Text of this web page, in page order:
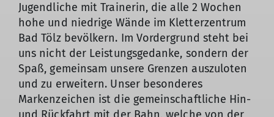
Jugendliche mit Trainerin, die alle 2 Wochen
hohe und niedrige Wände im Kletterzentrum
Bad Tölz bevölkern. Im Vordergrund steht bei
uns nicht der Leistungsgedanke, sondern der
Spaß, gemeinsam unsere Grenzen auszuloten
und zu erweitern. Unser besonderes
Markenzeichen ist die gemeinschaftliche Hin-